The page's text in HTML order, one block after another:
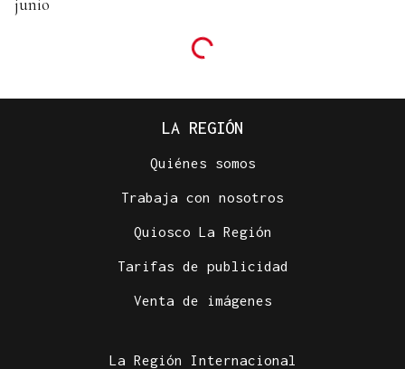
LA REGIÓN
Quiénes somos
Trabaja con nosotros
Quiosco La Región
Tarifas de publicidad
Venta de imágenes
La Región Internacional